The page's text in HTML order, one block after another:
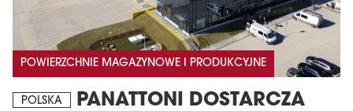
POWIERZCHNIE MAGAZYNOWE I PRODUKCYJNE
POLSKA
PANATTONI DOSTARCZA